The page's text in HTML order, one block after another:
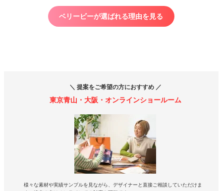
ベリービーが選ばれる理由を見る
東京青山・大阪・オンラインショールーム
＼ 提案をご希望の方におすすめ ／
様々な素材や実績サンプルを見ながら、デザイナーと直接ご相談していただけま